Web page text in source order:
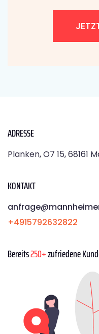
ADRESSE
Planken, O7 15, 68161
KONTAKT
+4915792632822
Bereits250+zufriedene